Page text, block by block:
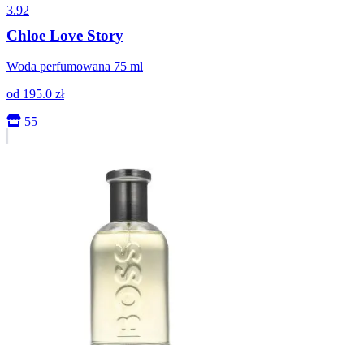
3.92
Chloe Love Story
Woda perfumowana 75 ml
od 195.0 zł
55